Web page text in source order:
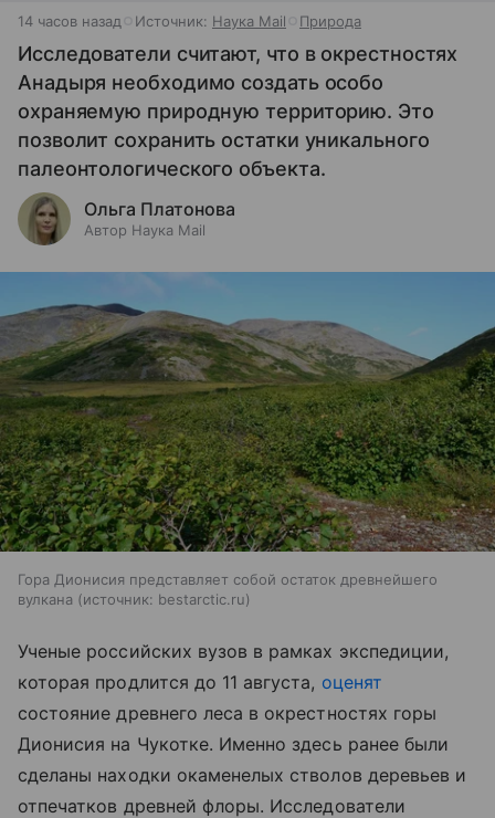
14 часов назад Источник: Наука Mail Природа
Исследователи считают, что в окрестностях
Анадыря необходимо создать особо
охраняемую природную территорию. Это
позволит сохранить остатки уникального
палеонтологического объекта.
Ольга Платонова
Автор Наука Mail
Гора Дионисия представляет собой остаток древнейшего
вулкана
источник: bestarctic.ru
Ученые российских вузов в рамках экспедиции,
которая продлится до 11 августа, оценят
состояние древнего леса в окрестностях горы
Дионисия на Чукотке. Именно здесь ранее были
сделаны находки окаменелых стволов деревьев и
отпечатков древней флоры. Исследователи